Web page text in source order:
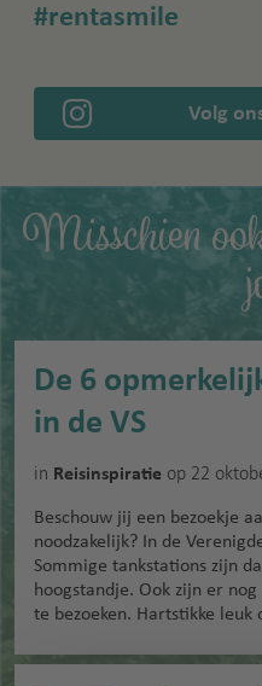
#rentasmile
Volg
Misschien
De 6
in de VS
in Reisinspiratie op 22
Beschouw jij een bezoekje
noodzakelijk? In de
Sommige tankstations zijn
hoogstandje. Ook zijn er
te bezoeken. Hartstikke leuk